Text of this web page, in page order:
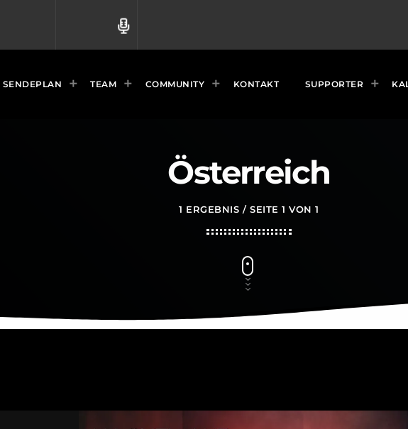
radio
SENDEPLAN TEAM COMMUNITY KONTAKT SUPPORTER
Österreich
1 ERGEBNIS / SEITE 1 VON 1